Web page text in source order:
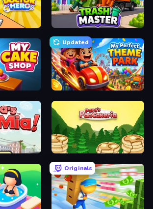
Trash Master
Updated
My Perfect Theme Park
Papa's Pancakeria
Originals